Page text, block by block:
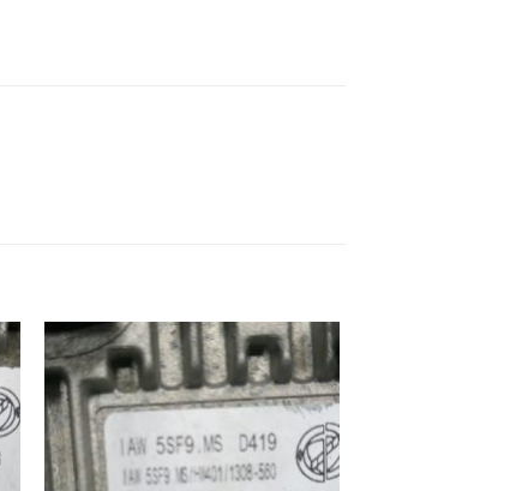
İstek
Listeme
Ekle